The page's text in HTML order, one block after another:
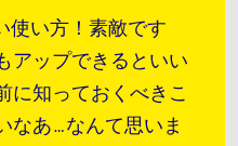
い方！素敵です
アップできるといい
に知っておくべきこ
なあ…なんて思いま